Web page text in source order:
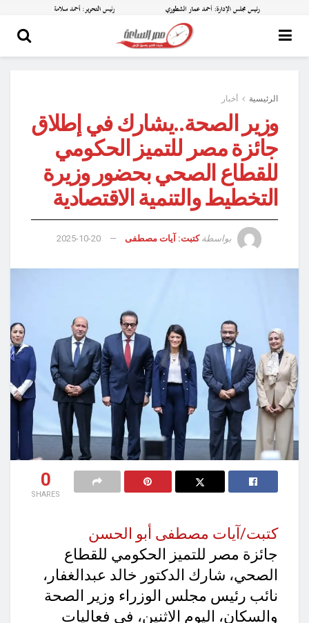
الرئيسية أخبار
وزير الصحة..يشارك في إطلاق
جائزة مصر للتميز الحكومي
للقطاع الصحي بحضور وزيرة
التخطيط والتنمية الاقتصادية
بواسطة كتبت: آيات مصطفى 2025-10-20
0
SHARES
كتبت/آيات مصطفى أبو الحسن
جائزة مصر للتميز الحكومي للقطاع
الصحي، شارك الدكتور خالد عبدالغفار،
نائب رئيس مجلس الوزراء وزير الصحة
والسكان، اليوم الاثنين، في فعاليات